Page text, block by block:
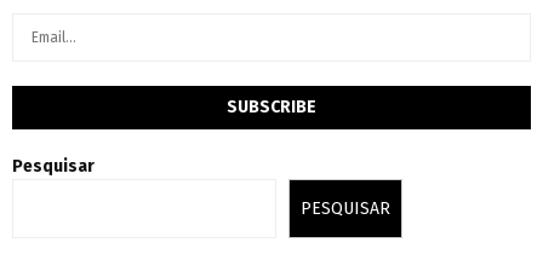
Pesquisar
PESQUISAR